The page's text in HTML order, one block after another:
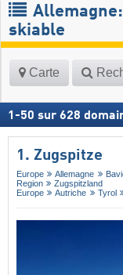
skiable
Carte
1 -50 sur 628
1. Zugspitze
Europe Allemagne
Region
Zugspitzland
Europe
Autriche Tyrol